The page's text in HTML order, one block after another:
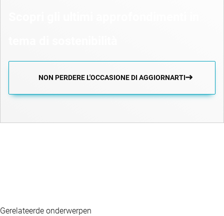
NON PERDERE L'OCCASIONE DI AGGIORNARTI
Gerelateerde onderwerpen